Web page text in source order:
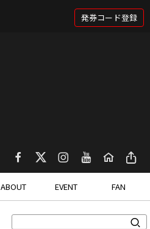
発券コード登録
ABOUT EVENT FAN